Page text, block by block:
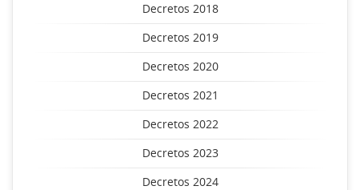
Decretos 2018
Decretos 2019
Decretos 2020
Decretos 2021
Decretos 2022
Decretos 2023
Decretos 2024